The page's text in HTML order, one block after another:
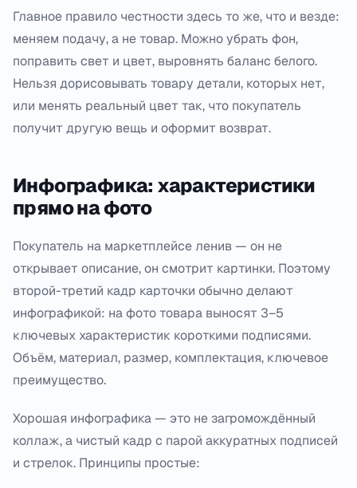
Главное правило честности здесь то же, что и везде:
меняем подачу, а не товар. Можно убрать фон,
поправить свет и цвет, выровнять баланс белого.
Нельзя дорисовывать товару детали, которых нет,
или менять реальный цвет так, что покупатель
получит другую вещь и оформит возврат.
Инфографика: характеристики
прямо на фото
Покупатель на маркетплейсе ленив — он не
открывает описание, он смотрит картинки. Поэтому
второй-третий кадр карточки обычно делают
инфографикой: на фото товара выносят 3–5
ключевых характеристик короткими подписями.
Объём, материал, размер, комплектация, ключевое
преимущество.
Хорошая инфографика — это не загромождённый
коллаж, а чистый кадр с парой аккуратных подписей
и стрелок. Принципы простые: